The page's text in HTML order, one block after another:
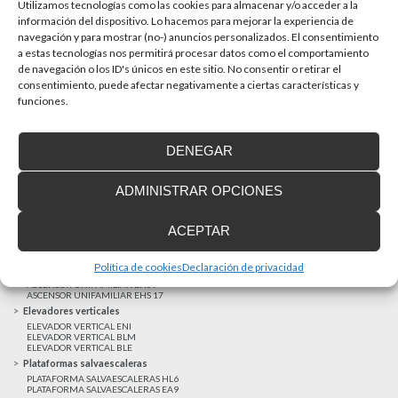
Utilizamos tecnologías como las cookies para almacenar y/o acceder a la
información del dispositivo. Lo hacemos para mejorar la experiencia de
navegación y para mostrar (no-) anuncios personalizados. El consentimiento
a estas tecnologías nos permitirá procesar datos como el comportamiento
de navegación o los ID's únicos en este sitio. No consentir o retirar el
consentimiento, puede afectar negativamente a ciertas características y
funciones.
ACEPTAR
DENEGAR
ADMINISTRAR OPCIONES
Política de cookiesDeclaración de privacidad
En la última década la accesibilidad universal se ha
convertido en una prioridad para...
Financiación a medida
Proyecto cofinanzado por el Fondo Europeo de Desarrollo Regional
ELEVADOR UNIFAMILIAR EHP 05
ASCENSOR UNIFAMILIAR EHS 17
Elevadores verticales
ELEVADOR VERTICAL ENI
ELEVADOR VERTICAL BLM
ELEVADOR VERTICAL BLE
Plataformas salvaescaleras
PLATAFORMA SALVAESCALERAS HL6
PLATAFORMA SALVAESCALERAS EA9